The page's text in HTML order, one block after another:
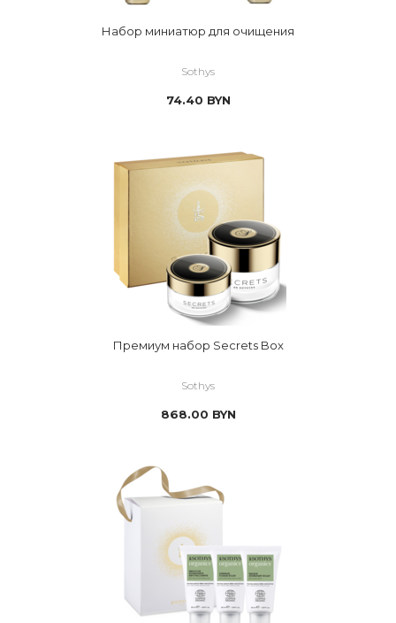
Набор миниатюр для очищения
Sothys
74.40 BYN
Премиум набор Secrets Box
Sothys
868.00 BYN